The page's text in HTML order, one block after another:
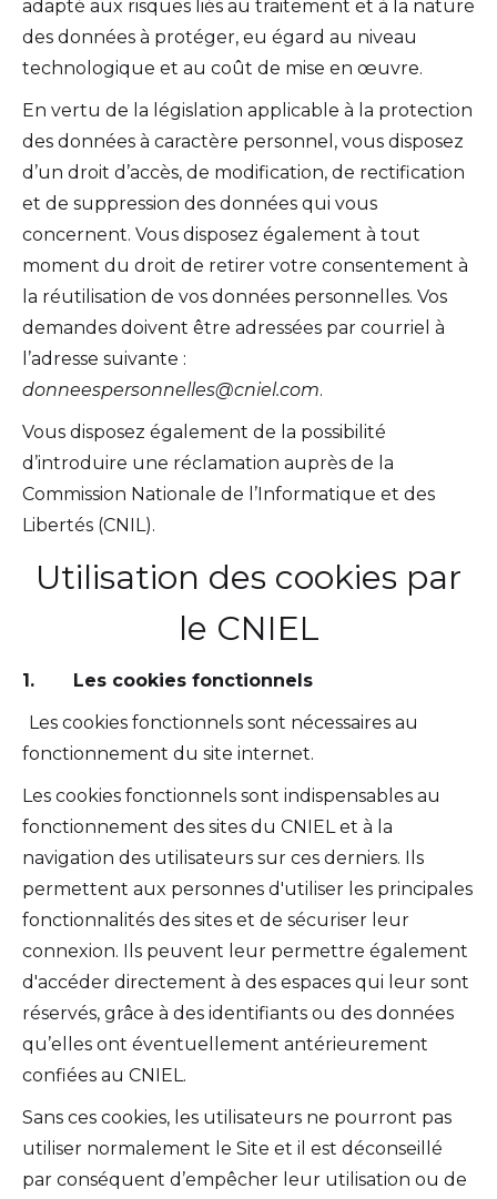
adapté aux risques liés au traitement et à la nature
des données à protéger, eu égard au niveau
technologique et au coût de mise en œuvre.
En vertu de la législation applicable à la protection
des données à caractère personnel, vous disposez
d’un droit d’accès, de modification, de rectification
et de suppression des données qui vous
concernent. Vous disposez également à tout
moment du droit de retirer votre consentement à
la réutilisation de vos données personnelles. Vos
demandes doivent être adressées par courriel à
l’adresse suivante :
donneespersonnelles@cniel.com.
Vous disposez également de la possibilité
d’introduire une réclamation auprès de la
Commission Nationale de l’Informatique et des
Libertés (CNIL).
Utilisation des cookies par
le CNIEL
1. Les cookies fonctionnels
Les cookies fonctionnels sont nécessaires au
fonctionnement du site internet.
Les cookies fonctionnels sont indispensables au
fonctionnement des sites du CNIEL et à la
navigation des utilisateurs sur ces derniers. Ils
permettent aux personnes d'utiliser les principales
fonctionnalités des sites et de sécuriser leur
connexion. Ils peuvent leur permettre également
d'accéder directement à des espaces qui leur sont
réservés, grâce à des identifiants ou des données
qu’elles ont éventuellement antérieurement
confiées au CNIEL.
Sans ces cookies, les utilisateurs ne pourront pas
utiliser normalement le Site et il est déconseillé
par conséquent d’empêcher leur utilisation ou de